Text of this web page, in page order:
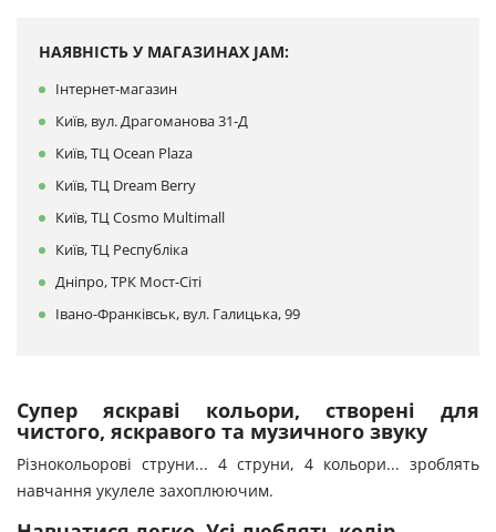
НАЯВНІСТЬ У МАГАЗИНАХ JAM:
Інтернет-магазин
Київ, вул. Драгоманова 31-Д
Київ, ТЦ Ocean Plaza
Київ, ТЦ Dream Berry
Київ, ТЦ Cosmo Multimall
Київ, ТЦ Республіка
Дніпро, ТРК Мост-Сіті
Івано-Франківськ, вул. Галицька, 99
Супер яскраві кольори, створені для
чистого, яскравого та музичного звуку
Різнокольорові струни... 4 струни, 4 кольори... зроблять
навчання укулеле захоплюючим.